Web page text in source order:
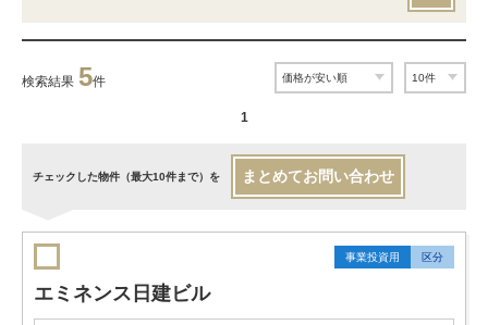
検索結果 5件
1
チェックした物件（最大10件まで）を まとめてお問い合わせ
事業投資用 区分
エミネンス日建ビル